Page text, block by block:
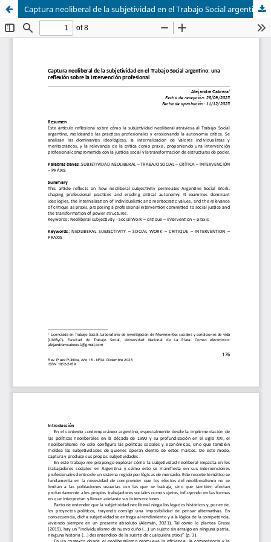
Captura neoliberal de la subjetividad en el Trabajo Social argentino: una reflexión sobre la intervención profesional